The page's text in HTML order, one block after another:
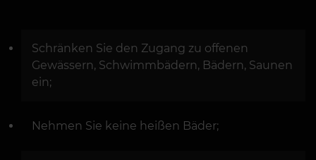
Schränken Sie den Zugang zu offenen
Gewässern, Schwimmbädern, Bädern, Saunen
ein;
Nehmen Sie keine heißen Bäder;